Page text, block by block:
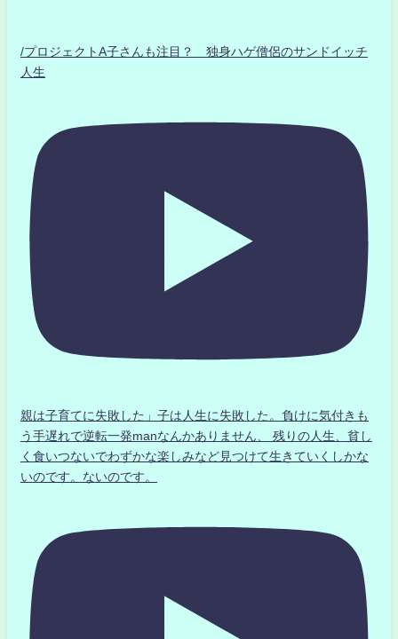
/プロジェクトA子さんも注目？ 独身ハゲ僧侶のサンドイッチ
人生
親は子育てに失敗した」子は人生に失敗した。負けに気付きも
う手遅れで逆転一発manなんかありません、 残りの人生、貧し
く食いつないでわずかな楽しみなど見つけて生きていくしかな
いのです。ないのです。